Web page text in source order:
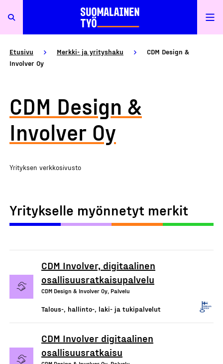
Etusivu Merkki- ja yrityshaku
CDM Design &
Involver Oy
CDM Design &
Involver Oy
Yrityksen verkkosivusto
Yritykselle myönnetyt merkit
CDM Involver, digitaalinen
osallisuusratkaisupalvelu
CDM Design & Involver Oy, Palvelu
Talous-, hallinto-, laki- ja tukipalvelut
CDM Involver digitaalinen
osallisuusratkaisu